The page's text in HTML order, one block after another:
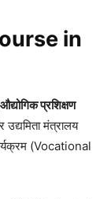
in
प्रशिक्षण
मंत्रालय
(Vocational